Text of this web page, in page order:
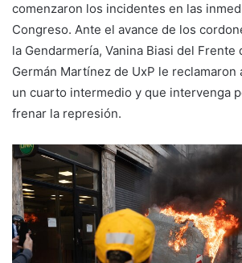
comenzaron los incidentes en las
Congreso. Ante el avance de los
la Gendarmería, Vanina Biasi del Frente
Germán Martínez de UxP le reclamaron
un cuarto intermedio y que intervenga
frenar la represión.